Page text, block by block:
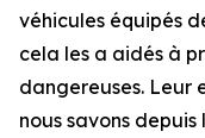
véhicules équipés
cela les a aidés à
dangereuses. Leur
nous savons depuis